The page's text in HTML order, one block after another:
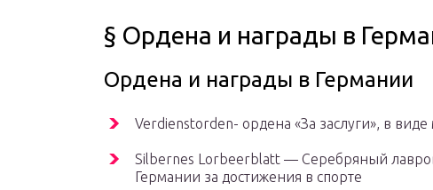
§ Ордена и награды в
Ордена и награды в Германии
Verdienstorden- ордена «За заслуги», в
Silbernes Lorbeerblatt — Серебряный
Германии за достижения в спорте